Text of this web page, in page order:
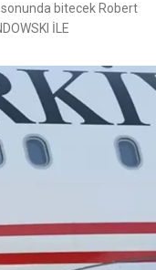
bitecek Robert
İLE